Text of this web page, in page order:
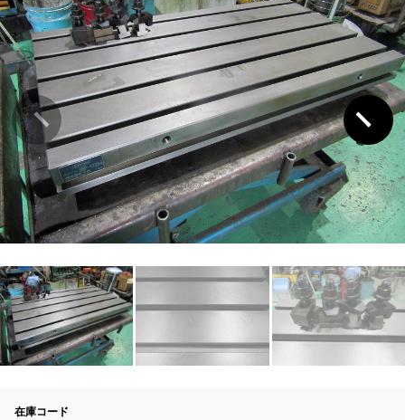
在庫コード